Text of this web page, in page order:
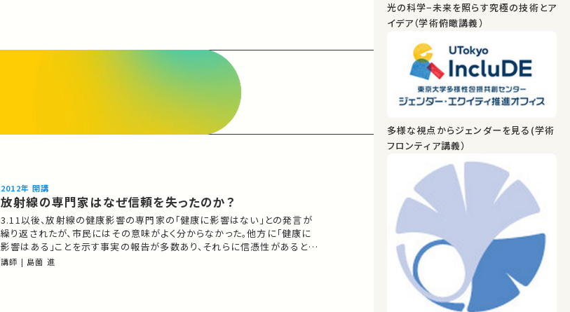
2012年 開講
放射線の専門家はなぜ信頼を失ったのか？
3.11以後、放射線の健康影響の専門家の「健康に影響はない」との発言が
繰り返されたが、市民にはその意味がよく分からなかった。他方に「健康に
影響はある」ことを示す事実の報告が多数あり、それらに信憑性があると考
える人が少なくなかった。このように政府周辺の専門家が信頼を失う事態
講師 | 島薗 進
光の科学−未来を照らす究極の技術とア
イデア（学術俯瞰講義）
多様な視点からジェンダーを見る(学術
フロンティア講義）